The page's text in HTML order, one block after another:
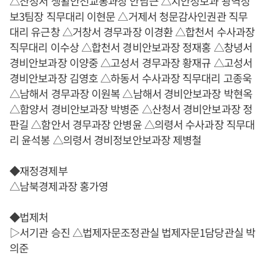
보3팀장 직무대리 이현문 △거제서 청문감사인권관 직무
대리 유근창 △거창서 경무과장 이경환 △합천서 수사과장
직무대리 이수상 △합천서 경비안보과장 정재홍 △창녕서
경비안보과장 이양중 △고성서 경무과장 황재규 △고성서
경비안보과장 김영호 △하동서 수사과장 직무대리 고종욱
△남해서 경무과장 이원복 △남해서 경비안보과장 박현옥
△함양서 경비안보과장 박병준 △산청서 경비안보과장 정
판길 △함안서 경무과장 안병윤 △의령서 수사과장 직무대
리 윤석봉 △의령서 경비정보안보과장 제병철
◆재정경제부
△남북경제과장 홍가영
◆법제처
▷서기관 승진 △법제자문조정관실 법제자문1담당관실 박
의준